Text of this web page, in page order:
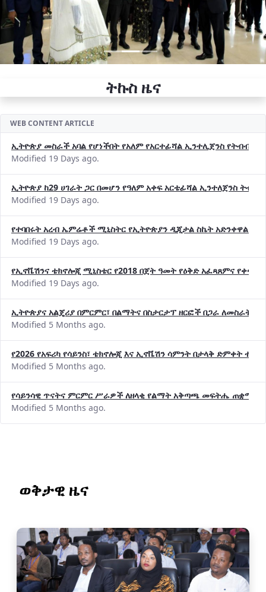
ትኩስ ዜና
WEB CONTENT ARTICLE
ኢትዮጵያ መስራች አባል የሆነችበት የአለም የአርተፊሻል ኢንተሊጀንስ የትብብር
Modified 19 Days ago.
ኢትዮጵያ ከ29 ሀገራት ጋር በመሆን የዓለም አቀፍ አርቴፊሻል ኢንተለጀንስ
Modified 19 Days ago.
የተባበሩት አረብ ኤምሬቶች ሚኒስትር የኢትዮጵያን ዲጂታል ስኬት አድንቀዋል
Modified 19 Days ago.
የኢኖቬሽንና ቴክኖሎጂ ሚኒስቴር የ2018 በጀት ዓመት የዕቅድ አፈጻጸምና
Modified 19 Days ago.
ኢትዮጵያና አልጄሪያ በምርምር፣ በልማትና በስታርታፕ ዘርፎች በጋራ ለመስራት
Modified 5 Months ago.
የ2026 የአፍሪካ የሳይንስ፣ ቴክኖሎጂ እና ኢኖቬሽን ሳምንት በታላቅ ድምቀት
Modified 5 Months ago.
የሳይንሳዊ ጥናትና ምርምር ሥራዎች ለዘላቂ የልማት አቅጣጫ መፍትሔ ጠቋሚ
Modified 5 Months ago.
ወቅታዊ ዜና